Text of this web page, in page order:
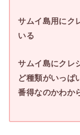
サムイ島用にク
いる
サムイ島にクレ
ど種類がいっぱ
番得なのかわか